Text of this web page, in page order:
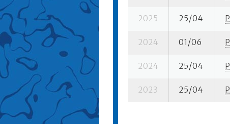
2025 25/04 P
2024 01/06 P
2024 25/04 P
2023 25/04 P